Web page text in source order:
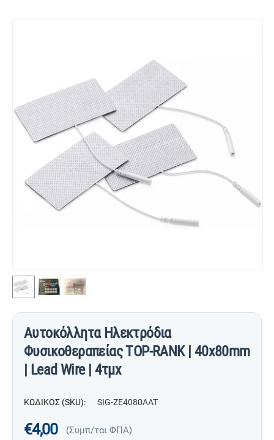
Αυτοκόλλητα Ηλεκτρόδια
Φυσικοθεραπείας TOP-RANK | 40x80mm
| Lead Wire | 4τμχ
ΚΩΔΙΚΟΣ (SKU): SIG-ZE4080AAT
€4,00 (Συμπ/ται ΦΠΑ)